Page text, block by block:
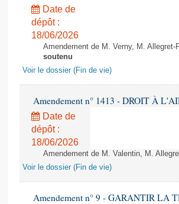
Date de
dépôt :
18/06/2026
Amendement de M. Verny, M.
soutenu
Voir le dossier (Fin de vie)
Amendement n° 1413 - DROIT À
Date de
dépôt :
18/06/2026
Amendement de M. Valentin, M.
Voir le dossier (Fin de vie)
Amendement n° 9 - GARANTIR LA